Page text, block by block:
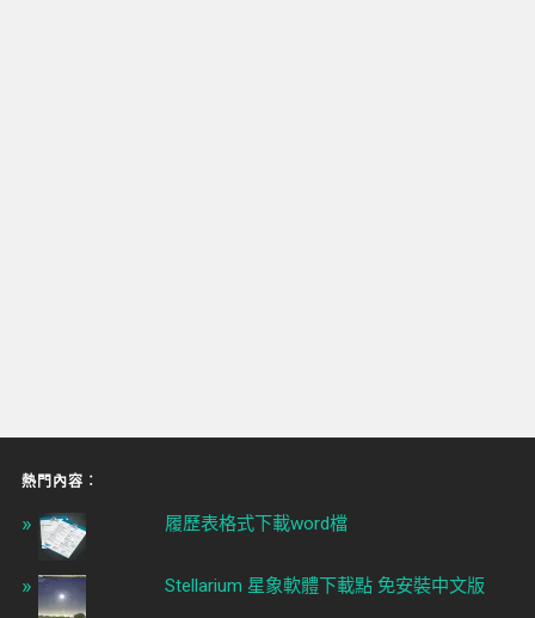
熱門內容︰
履歷表格式下載word檔
Stellarium 星象軟體下載點 免安裝中文版